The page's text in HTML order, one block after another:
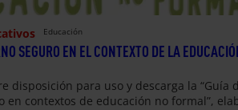
Educación
SEGURO EN EL CONTEXTO DE LA
disposición para uso y descarga la “Guía
en contextos de educación no formal”,